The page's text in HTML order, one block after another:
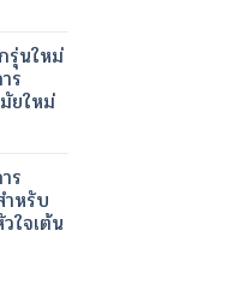
ลยี
ลยี
โลยี
รุ่นใหม่
ร
ยใหม่
ร
หรับ
ใจเต้น